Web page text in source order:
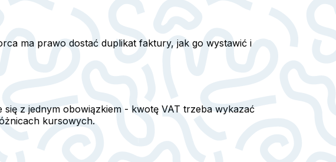
ma prawo dostać duplikat faktury, jak go wystawić i
z jednym obowiązkiem - kwotę VAT trzeba wykazać
kursowych.